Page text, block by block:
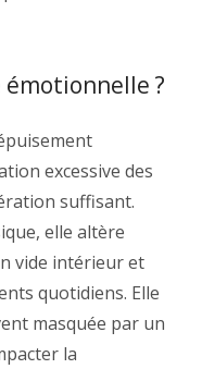
émotionnelle ?
excessive des
suffisant.
elle altère
vide intérieur et
quotidiens. Elle
masquée par un
la